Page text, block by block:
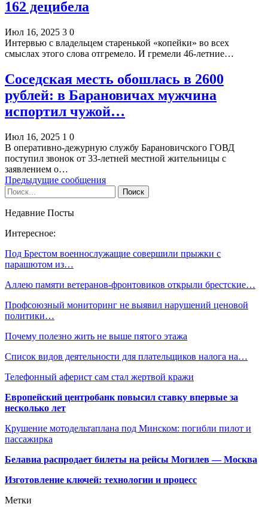
162 децибела
Июл 16, 2025 3 0
Интервью с владельцем старенькой «копейки» во всех
смыслах этого слова отгремело. И гремели 46-летние…
Соседская месть обошлась в 2600
рублей: в Барановичах мужчина
испортил чужой…
Июл 16, 2025 1 0
В оперативно-дежурную службу Барановичского ГОВД
поступил звонок от 33-летней местной жительницы с
заявлением о…
Предыдущие сообщения
Недавние Посты
Интересное:
Под Брестом военнослужащие совершили прыжки с
парашютом из…
Аллею памяти ветеранов-фронтовиков открыли брестские…
Профсоюзный мониторинг не выявил нарушений ценовой
политики…
Почему полезно жить не выше пятого этажа
Список видов деятельности для плательщиков налога на…
Телефонный аферист сам стал жертвой кражи
Европейский центробанк повысил ставку впервые за
несколько лет
Крушение мотодельтаплана под Минском: погибли пилот и
пассажирка
Белавиа распродает билеты на рейсы Могилев — Москва
Изготовление ключей: технологии и процесс
Метки